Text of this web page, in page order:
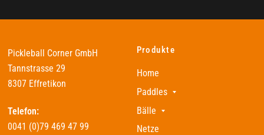
Pickleball Corner GmbH
Tannstrasse 29
8307 Effretikon
Telefon:
0041 (0)79 469 47 99
Produkte
Home
Paddles
Bälle
Netze